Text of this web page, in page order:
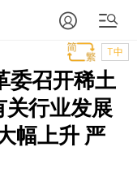
T中
委召开稀土
关行业发展
幅上升 严